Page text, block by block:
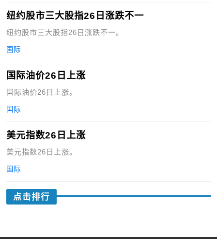
纽约股市三大股指26日涨跌不一
纽约股市三大股指26日涨跌不一。
国际
国际油价26日上涨
国际油价26日上涨。
国际
美元指数26日上涨
美元指数26日上涨。
国际
点击排行